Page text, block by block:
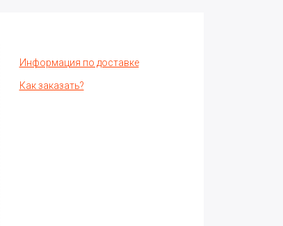
Информация по доставке
Как заказать?